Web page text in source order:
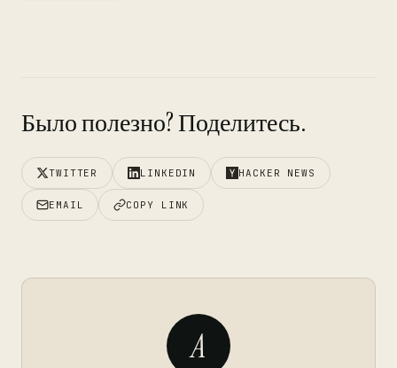
Было полезно? Поделитесь.
TWITTER LINKEDIN HACKER NEWS
EMAIL COPY LINK
A